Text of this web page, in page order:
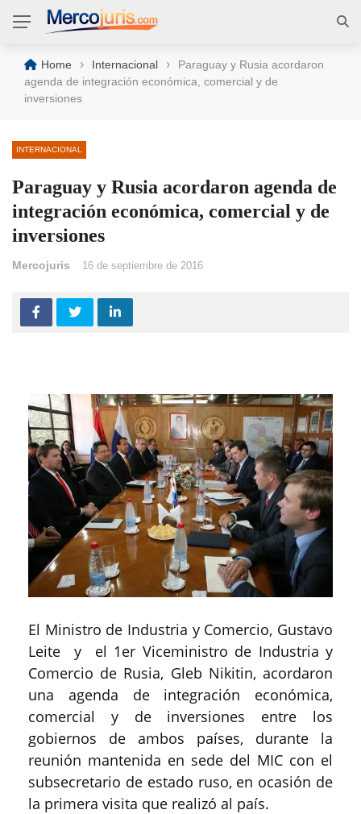
Home › Internacional ›
Paraguay y Rusia acordaron
agenda de integración económica, comercial y de
inversiones
INTERNACIONAL
Paraguay y Rusia acordaron agenda de
integración económica, comercial y de
inversiones
Mercojuris 16 de septiembre de 2016
El Ministro de Industria y Comercio, Gustavo
Leite y el 1er Viceministro de Industria y
Comercio de Rusia, Gleb Nikitin, acordaron
una agenda de integración económica,
comercial y de inversiones entre los
gobiernos de ambos países, durante la
reunión mantenida en sede del MIC con el
subsecretario de estado ruso, en ocasión de
la primera visita que realizó al país.